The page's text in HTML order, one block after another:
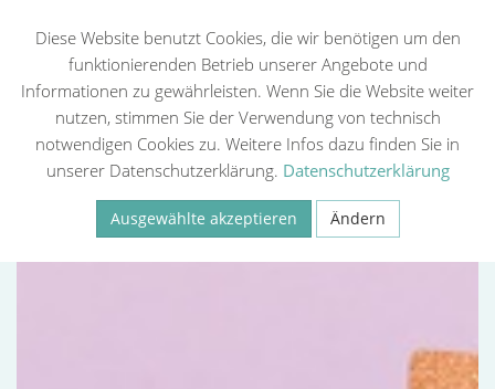
Zurück
Diese Website benutzt Cookies, die wir benötigen um den
funktionierenden Betrieb unserer Angebote und
Informationen zu gewährleisten. Wenn Sie die Website weiter
nutzen, stimmen Sie der Verwendung von technisch
notwendigen Cookies zu. Weitere Infos dazu finden Sie in
unserer Datenschutzerklärung. Datenschutzerklärung
Ausgewählte akzeptieren Ändern